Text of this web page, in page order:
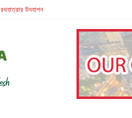
উদযাপন
পেল নতুন সুরের তারকা অনস্মিতা ঘোষ
তারার দোতারা’
গল্প